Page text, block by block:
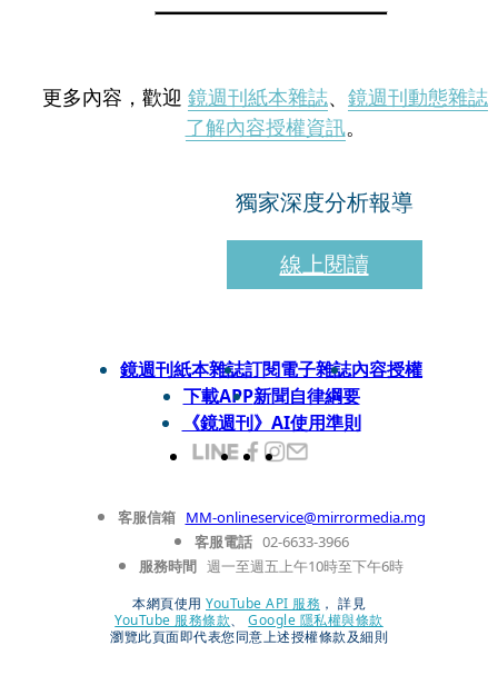
更多內容，歡迎 鏡週刊紙本雜誌、 鏡週刊動態雜誌
了解內容授權資訊。
獨家深度分析報導
線上閱讀
鏡週刊紙本雜誌訂閱電子雜誌內容授權
下載APP新聞自律綱要
《鏡週刊》AI使用準則
客服信箱 MM-onlineservice@mirrormedia.mg
客服電話 02-6633-3966
服務時間 週一至週五上午10時至下午6時
本網頁使用 YouTube API 服務 ， 詳見
YouTube 服務條款、
Google 隱私權與條款
瀏覽此頁面即代表您同意上述授權條款及細則